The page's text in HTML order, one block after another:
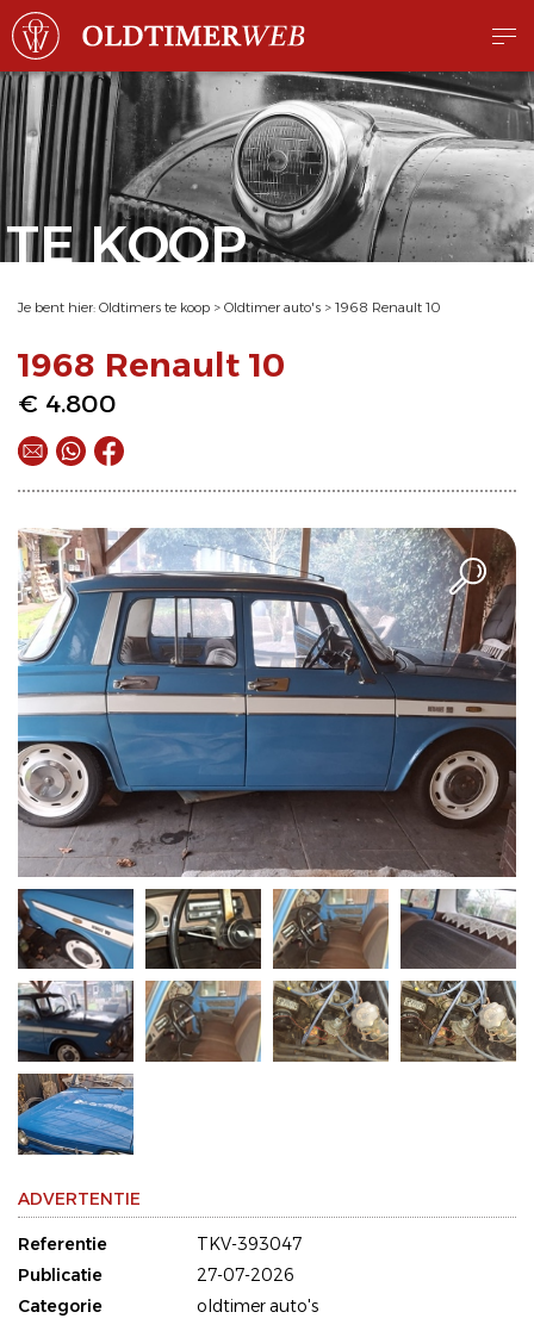
TE KOOP
Je bent hier: Oldtimers te koop > Oldtimer auto's > 1968 Renault 10
1968 Renault 10
€ 4.800
ADVERTENTIE
Referentie
TKV-393047
Publicatie
27-07-2026
Categorie
oldtimer auto's